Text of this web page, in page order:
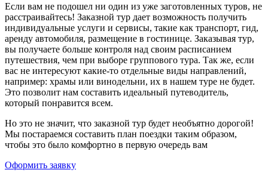
Если вам не подошел ни один из уже заготовленных туров, не
расстраивайтесь! Заказной тур дает возможность получить
индивидуальные услуги и сервисы, такие как транспорт, гид,
аренду автомобиля, размещение в гостинице. Заказывая тур,
вы получаете больше контроля над своим расписанием
путешествия, чем при выборе группового тура. Так же, если
вас не интересуют какие-то отдельные виды направлений,
например: храмы или винодельни, их в нашем туре не будет.
Это позволит нам составить идеальный путеводитель,
который понравится всем.
Но это не значит, что заказной тур будет необъятно дорогой!
Мы постараемся составить план поездки таким образом,
чтобы это было комфортно в первую очередь вам
Оформить заявку